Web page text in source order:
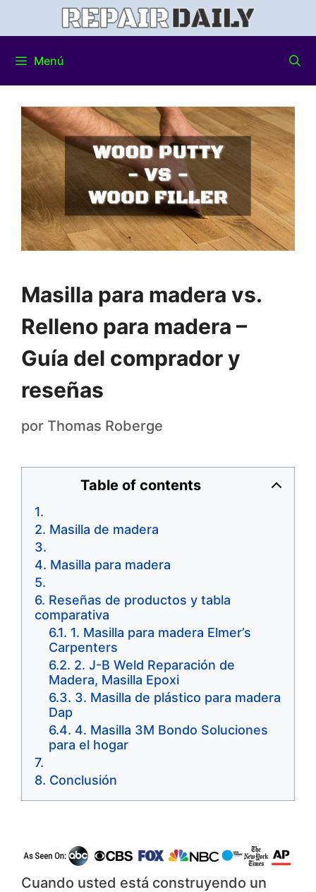
Menú
Masilla para madera vs.
Relleno para madera –
Guía del comprador y
reseñas
por Thomas Roberge
Table of contents
Masilla de madera
Masilla para madera
Reseñas de productos y tabla
comparativa
1. Masilla para madera Elmer’s
Carpenters
2. J-B Weld Reparación de
Madera, Masilla Epoxi
3. Masilla de plástico para madera
Dap
4. Masilla 3M Bondo Soluciones
para el hogar
Conclusión
Cuando usted está construyendo un